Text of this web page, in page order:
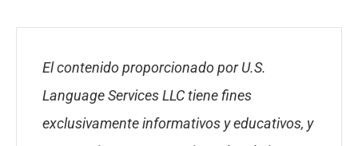
El contenido proporcionado por U.S.
Language Services LLC tiene fines
exclusivamente informativos y educativos, y